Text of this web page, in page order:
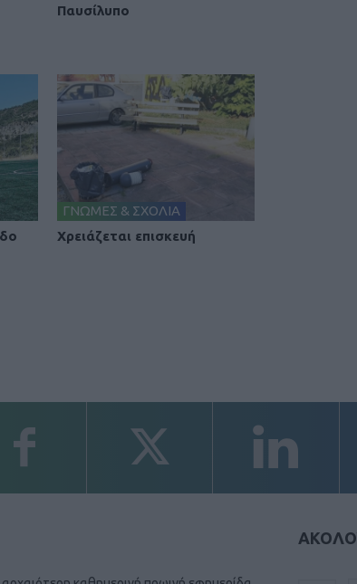
Παυσίλυπο
ΓΝΩΜΕΣ & ΣΧΟΛΙΑ
Χρειάζεται επισκευή